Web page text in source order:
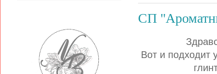
СП
Вот и подходит